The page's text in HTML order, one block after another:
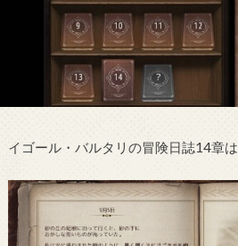
イゴール・バルタリの冒険日誌14章は